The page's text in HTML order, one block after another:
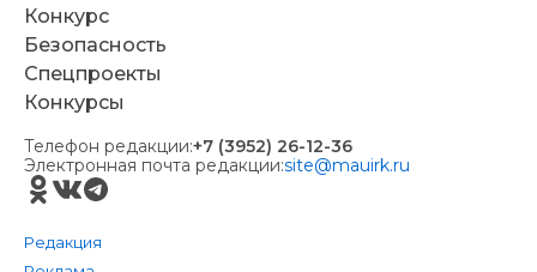
Конкурс
Безопасность
Спецпроекты
Конкурсы
Телефон редакции:+7 (3952) 26-12-36
Электронная почта редакции:site@mauirk.ru
Редакция